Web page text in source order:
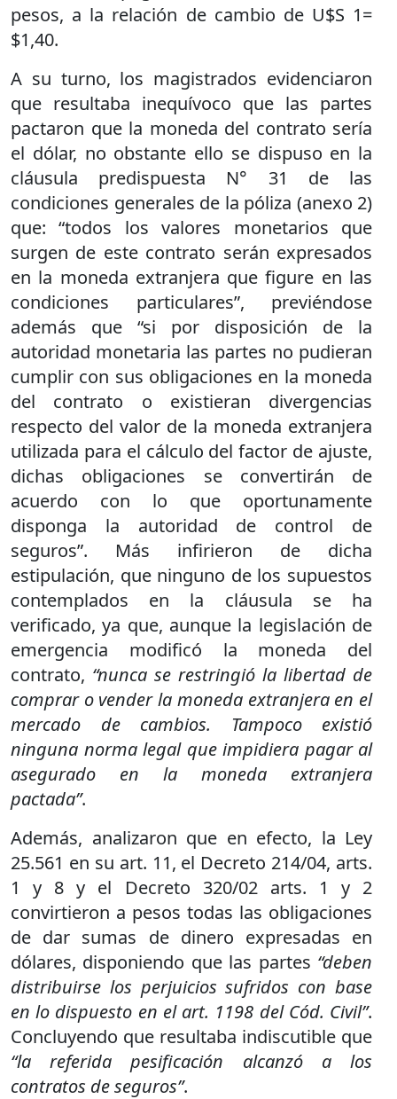
pesos, a la relación de cambio de U$S 1=
$1,40.
A su turno, los magistrados evidenciaron
que resultaba inequívoco que las partes
pactaron que la moneda del contrato sería
el dólar, no obstante ello se dispuso en la
cláusula predispuesta N° 31 de las
condiciones generales de la póliza (anexo 2)
que: “todos los valores monetarios que
surgen de este contrato serán expresados
en la moneda extranjera que figure en las
condiciones particulares”, previéndose
además que “si por disposición de la
autoridad monetaria las partes no pudieran
cumplir con sus obligaciones en la moneda
del contrato o existieran divergencias
respecto del valor de la moneda extranjera
utilizada para el cálculo del factor de ajuste,
dichas obligaciones se convertirán de
acuerdo con lo que oportunamente
disponga la autoridad de control de
seguros”. Más infirieron de dicha
estipulación, que ninguno de los supuestos
contemplados en la cláusula se ha
verificado, ya que, aunque la legislación de
emergencia modificó la moneda del
contrato, “nunca se restringió la libertad de
comprar o vender la moneda extranjera en el
mercado de cambios. Tampoco existió
ninguna norma legal que impidiera pagar al
asegurado en la moneda extranjera
pactada”.
Además, analizaron que en efecto, la Ley
25.561 en su art. 11, el Decreto 214/04, arts.
1 y 8 y el Decreto 320/02 arts. 1 y 2
convirtieron a pesos todas las obligaciones
de dar sumas de dinero expresadas en
dólares, disponiendo que las partes “deben
distribuirse los perjuicios sufridos con base
en lo dispuesto en el art. 1198 del Cód. Civil”.
Concluyendo que resultaba indiscutible que
“la referida pesificación alcanzó a los
contratos de seguros”.